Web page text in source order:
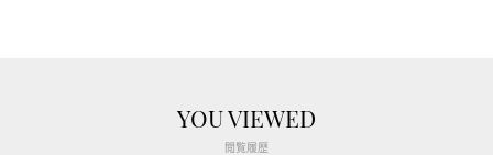
YOU VIEWED
閲覧履歴